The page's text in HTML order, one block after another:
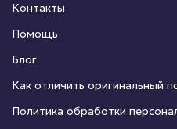
Контакты
Помощь
Блог
Как отличить оригинальный
Политика обработки